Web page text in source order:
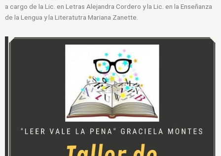
a cargo de la Lic. en Letras Alejandra Cordero y la Lic. en la Enseñanza
de la Lengua y la Literatutra Mariana Zanette.